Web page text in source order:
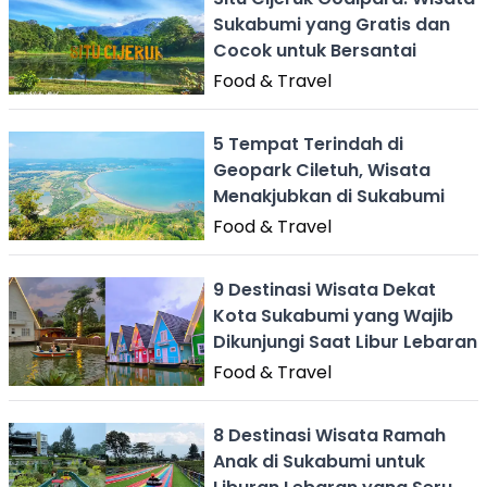
Sukabumi yang Gratis dan
Cocok untuk Bersantai
Food & Travel
5 Tempat Terindah di
Geopark Ciletuh, Wisata
Menakjubkan di Sukabumi
Food & Travel
9 Destinasi Wisata Dekat
Kota Sukabumi yang Wajib
Dikunjungi Saat Libur Lebaran
Food & Travel
8 Destinasi Wisata Ramah
Anak di Sukabumi untuk